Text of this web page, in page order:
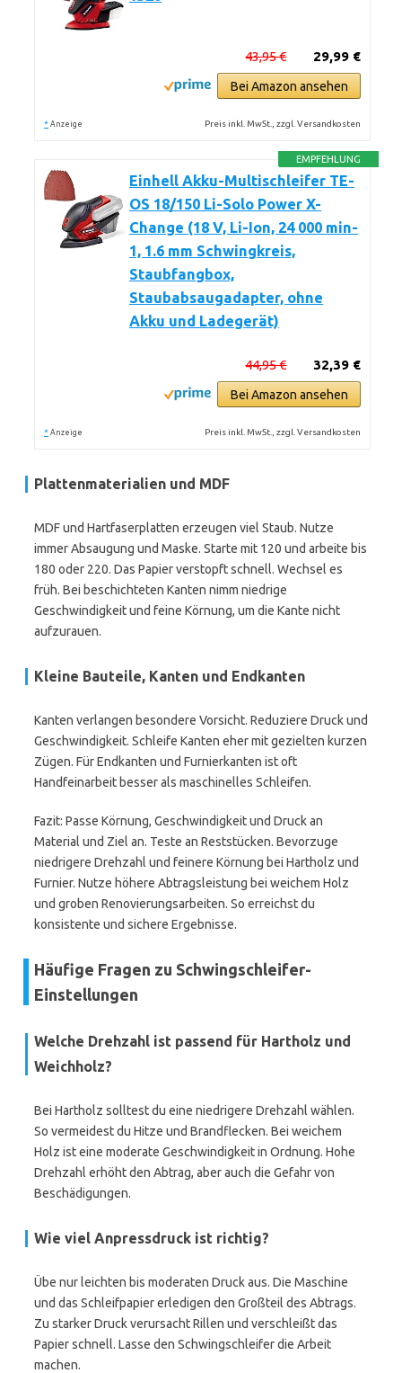
29,99 €
43,95 €
Bei Amazon ansehen
* Anzeige Preis inkl. MwSt., zzgl. Versandkosten
EMPFEHLUNG
Einhell Akku-Multischleifer TE-
OS 18/150 Li-Solo Power X-
Change (18 V, Li-Ion, 24 000 min-
1, 1.6 mm Schwingkreis,
Staubfangbox,
Staubabsaugadapter, ohne
Akku und Ladegerät)
32,39 €
44,95 €
Bei Amazon ansehen
* Anzeige Preis inkl. MwSt., zzgl. Versandkosten
Plattenmaterialien und MDF
MDF und Hartfaserplatten erzeugen viel Staub. Nutze
immer Absaugung und Maske. Starte mit 120 und arbeite bis
180 oder 220. Das Papier verstopft schnell. Wechsel es
früh. Bei beschichteten Kanten nimm niedrige
Geschwindigkeit und feine Körnung, um die Kante nicht
aufzurauen.
Kleine Bauteile, Kanten und Endkanten
Kanten verlangen besondere Vorsicht. Reduziere Druck und
Geschwindigkeit. Schleife Kanten eher mit gezielten kurzen
Zügen. Für Endkanten und Furnierkanten ist oft
Handfeinarbeit besser als maschinelles Schleifen.
Fazit: Passe Körnung, Geschwindigkeit und Druck an
Material und Ziel an. Teste an Reststücken. Bevorzuge
niedrigere Drehzahl und feinere Körnung bei Hartholz und
Furnier. Nutze höhere Abtragsleistung bei weichem Holz
und groben Renovierungsarbeiten. So erreichst du
konsistente und sichere Ergebnisse.
Häufige Fragen zu Schwingschleifer-
Einstellungen
Welche Drehzahl ist passend für Hartholz und
Weichholz?
Bei Hartholz solltest du eine niedrigere Drehzahl wählen.
So vermeidest du Hitze und Brandflecken. Bei weichem
Holz ist eine moderate Geschwindigkeit in Ordnung. Hohe
Drehzahl erhöht den Abtrag, aber auch die Gefahr von
Beschädigungen.
Wie viel Anpressdruck ist richtig?
Übe nur leichten bis moderaten Druck aus. Die Maschine
und das Schleifpapier erledigen den Großteil des Abtrags.
Zu starker Druck verursacht Rillen und verschleißt das
Papier schnell. Lasse den Schwingschleifer die Arbeit
machen.